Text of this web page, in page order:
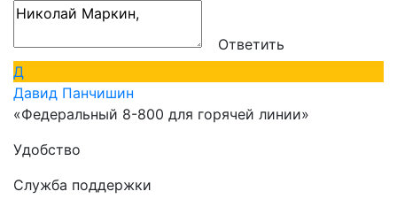
Ответить
Д
Давид Панчишин
«Федеральный 8-800 для горячей линии»
Удобство
Служба поддержки